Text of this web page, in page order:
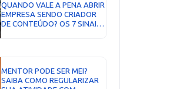
QUANDO VALE A PENA ABRIR
EMPRESA SENDO CRIADOR
DE CONTEÚDO? OS 7 SINAIS
QUE NÃO MENTEM...
MENTOR PODE SER MEI?
SAIBA COMO REGULARIZAR